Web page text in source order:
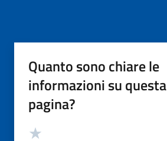
Quanto sono chiare le
informazioni su questa
pagina?
Valutazione